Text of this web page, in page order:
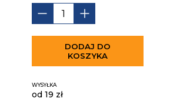
DODAJ DO
KOSZYKA
WYSYŁKA
od 19 zł